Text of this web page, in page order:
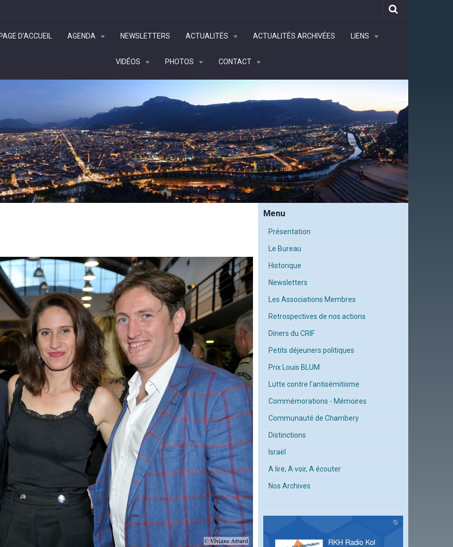
PAGE D'ACCUEIL AGENDA NEWSLETTERS ACTUALITÉS ACTUALITÉS ARCHIVÉES LIENS
VIDÉOS PHOTOS CONTACT
Menu
Présentation
Le Bureau
Historique
Newsletters
Les Associations Membres
Retrospectives de nos actions
Diners du CRIF
Petits déjeuners politiques
Prix Louis BLUM
Lutte contre l'antisémitisme
Commémorations - Mémoires
Communauté de Chambery
Distinctions
Israël
A lire, A voir, A écouter
Nos Archives